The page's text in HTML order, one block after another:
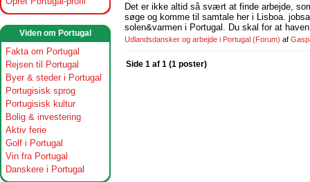
Viden om Portugal
Fakta om Portugal
Rejsen til Portugal
Byer & steder i Portugal
Portugisisk sprog
Portugisisk kultur
Bolig & investering
Aktiv ferie
Golf i Portugal
Vin fra Portugal
Danskere i Portugal
Det er ikke altid så svært at finde arbejde,
søge og komme til samtale her i Lisboa.
solen&varmen i Portugal. Du skal for at
Udlandsdansker og arbejde i Portugal (Forum) af
Side 1 af 1 (1 poster)